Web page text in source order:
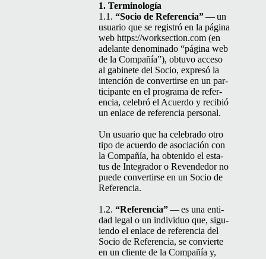
1. Ter­mi­nología
1.1. “Socio de Ref­er­en­cia”— un
usuario que se reg­istró en la pági­na
web https://worksection.com (en
ade­lante denom­i­na­do “pági­na web
de la Com­pañía”), obtu­vo acce­so
al gabi­nete del Socio, expresó la
inten­ción de con­ver­tirse en un par­
tic­i­pante en el pro­gra­ma de ref­er­
en­cia, cele­bró el Acuer­do y recibió
un enlace de ref­er­en­cia personal.
Un usuario que ha cel­e­bra­do otro
tipo de acuer­do de aso­ciación con
la Com­pañía, ha obtenido el esta­
tus de Inte­grador o Revende­dor no
puede con­ver­tirse en un Socio de
Referencia.
1.2. “Ref­er­en­cia”— es una enti­
dad legal o un indi­vid­uo que, sigu­
ien­do el enlace de ref­er­en­cia del
Socio de Ref­er­en­cia, se con­vierte
en un cliente de la Com­pañía y,